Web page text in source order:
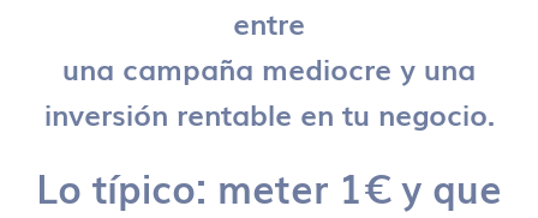
entre
una campaña mediocre y una
inversión rentable en tu negocio.
Lo típico: meter 1€ y que